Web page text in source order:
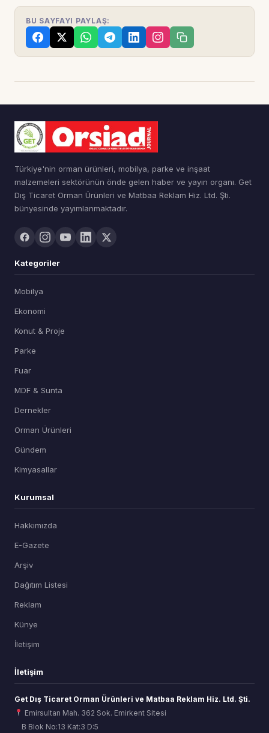
BU SAYFAYI PAYLAŞ:
Türkiye'nin orman ürünleri, mobilya, parke ve inşaat
malzemeleri sektörünün önde gelen haber ve yayın organı. Get
Dış Ticaret Orman Ürünleri ve Matbaa Reklam Hiz. Ltd. Şti.
bünyesinde yayımlanmaktadır.
Kategoriler
Mobilya
Ekonomi
Konut & Proje
Parke
Fuar
MDF & Sunta
Dernekler
Orman Ürünleri
Gündem
Kimyasallar
Kurumsal
Hakkımızda
E-Gazete
Arşiv
Dağıtım Listesi
Reklam
Künye
İletişim
İletişim
Get Dış Ticaret Orman Ürünleri ve Matbaa Reklam Hiz. Ltd. Şti.
Emirsultan Mah. 362 Sok. Emirkent Sitesi
B Blok No:13 Kat:3 D:5